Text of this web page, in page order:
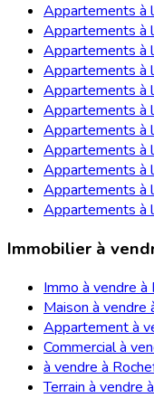
Appartements à
Appartements à
Appartements à
Appartements à
Appartements à
Appartements à
Appartements à
Appartements à
Appartements à
Appartements à
Appartements à
Immobilier à
Immo à vendre à
Maison à vendre
Appartement à
Commercial à
à vendre à
Terrain à vendre